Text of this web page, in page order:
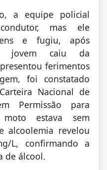
a equipe policial
mas ele
e fugiu, após
o jovem caiu da
ferimentos
foi constatado
Nacional de
Permissão para
estava sem
alcoolemia revelou
L, confirmando a
de álcool.